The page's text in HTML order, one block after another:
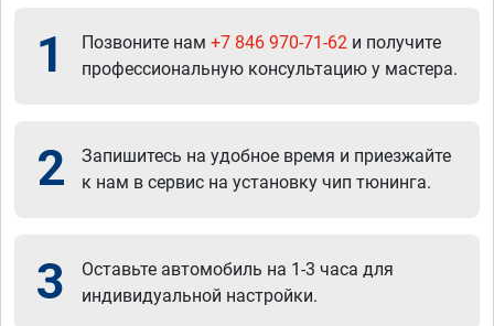
1 Позвоните нам +7 846 970-71-62 и получите
профессиональную консультацию у мастера.
2
Запишитесь на удобное время и приезжайте
к нам в сервис на установку чип тюнинга.
3
Оставьте автомобиль на 1-3 часа для
индивидуальной настройки.